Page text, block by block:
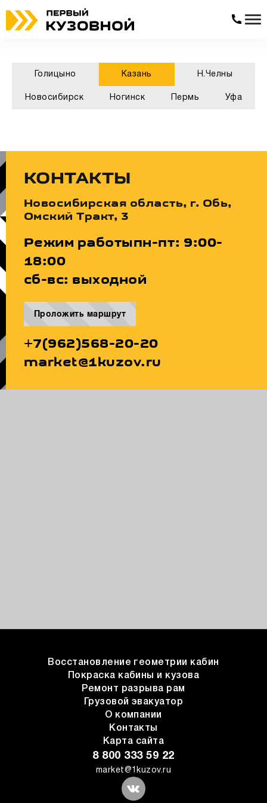
Голицыно Казань Н.Челны
Новосибирск Ногинск Пермь Уфа
КОНТАКТЫ
Новосибирская область, г. Обь,
Омский Тракт, 3
Режим работыпн-пт: 9:00-
18:00
сб-вс: выходной
Проложить маршрут
+7(962)568-20-20
market@1kuzov.ru
Восстановление геометрии кабин
Покраска кабины и кузова
Ремонт разрыва рам
Грузовой эвакуатор
О компании
Контакты
Карта сайта
8 800 333 59 22
market@1kuzov.ru